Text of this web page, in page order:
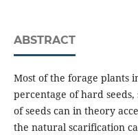
ABSTRACT
Most of the forage plants
percentage of hard
of seeds can in theory
the natural scarification